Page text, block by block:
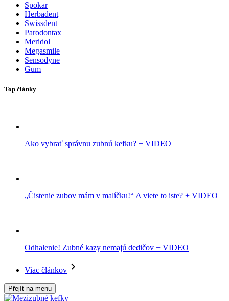
Spokar
Herbadent
Swissdent
Parodontax
Meridol
Megasmile
Sensodyne
Gum
Top články
Ako vybrať správnu zubnú kefku? + VIDEO
„Čistenie zubov mám v malíčku!“ A viete to iste? + VIDEO
Odhalenie! Zubné kazy nemajú dedičov + VIDEO
Viac článkov
Přejít na menu